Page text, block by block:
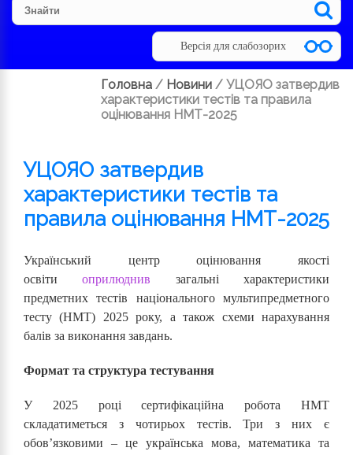
Версія для слабозорих
Головна / Новини / УЦОЯО затвердив
характеристики тестів та правила
оцінювання НМТ-2025
УЦОЯО затвердив
характеристики тестів та
правила оцінювання НМТ-2025
Український центр оцінювання якості
освітиоприлюднив загальні характеристики
предметних тестів національного мультипредметного
тесту (НМТ) 2025 року, а також схеми нарахування
балів за виконання завдань.
Формат та структура тестування
У 2025 році сертифікаційна робота НМТ
складатиметься з чотирьох тестів. Три з них є
обов’язковими – це українська мова, математика та